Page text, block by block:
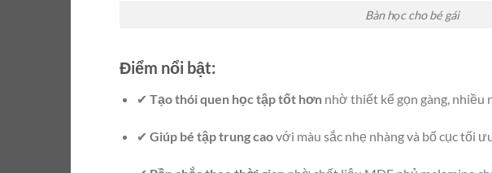
Bàn học cho bé gái
Điểm nổi bật:
✔ Tạo thói quen học tập tốt hơnnhờ thiết kế gọn gàng, nhiều
✔ Giúp bé tập trung caovới màu sắc nhẹ nhàng và bố cục tối